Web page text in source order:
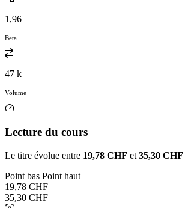
1,96
Beta
47 k
Volume
Lecture du cours
Le titre évolue entre 19,78 CHF et 35,30 CHF
Point bas Point haut
19,78 CHF
35,30 CHF